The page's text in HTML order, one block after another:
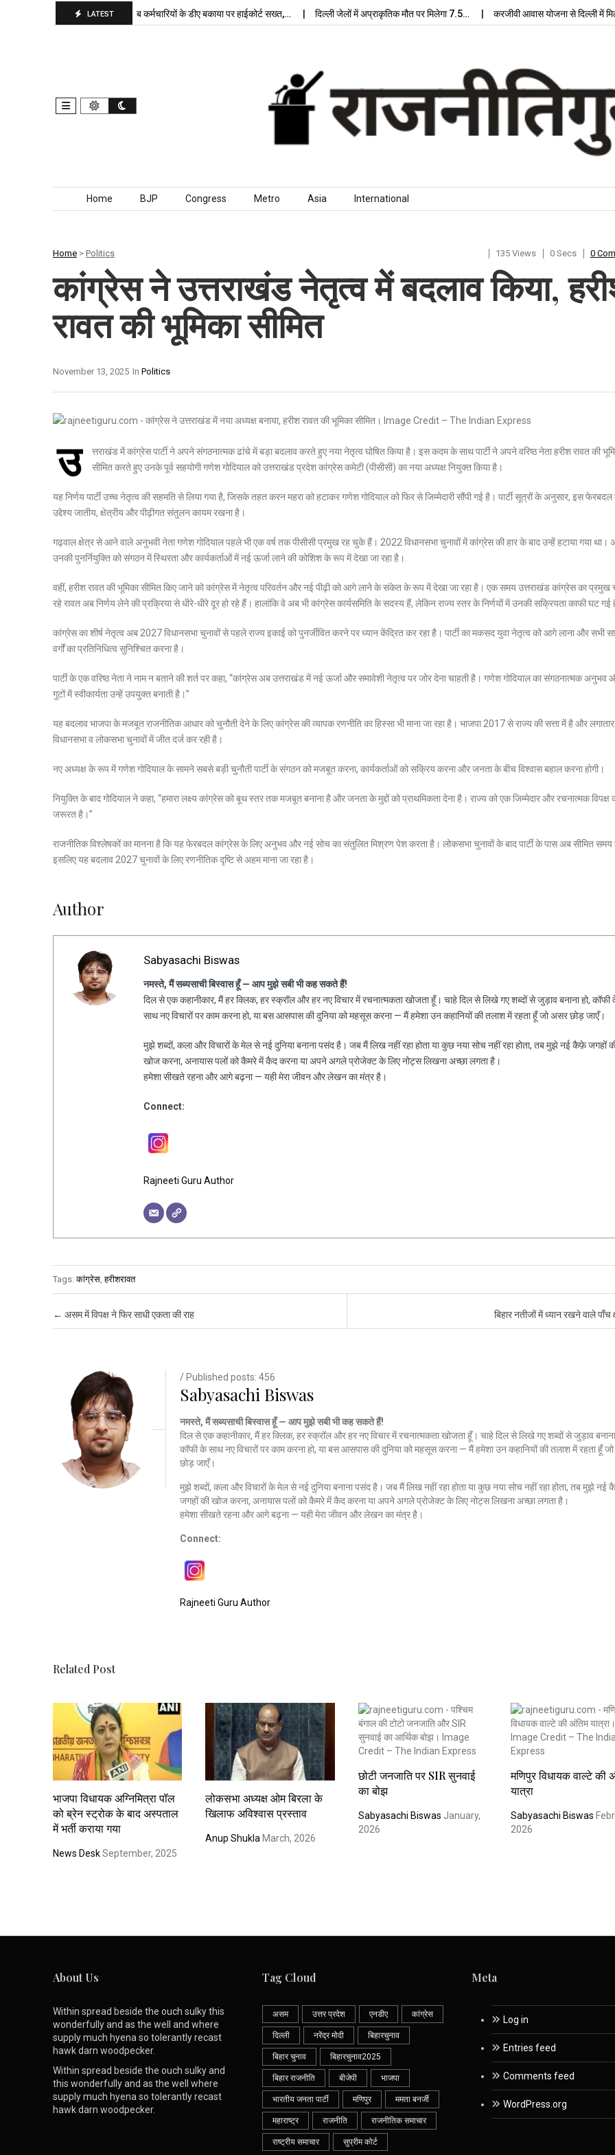
LATEST
बरकरार, बांकीपुर में… पंजाब कर्मचारियों के डीए बकाया पर हाईकोर्ट सख्त,… दिल्ली जेलों में अप्राकृतिक मौत पर मिलेगा 7.5… करजीवी आवास योजना से दिल्ली में
Skip to content
Home BJP Congress Metro Asia International
Home > Politics 135 Views 0 Secs 0
कांग्रेस ने उत्तराखंड नेतृत्व में बदलाव किया,
रावत की भूमिका सीमित
In Politics
November 13, 2025
उ
त्तराखंड में कांग्रेस पार्टी ने अपने संगठनात्मक ढांचे में बड़ा बदलाव करते हुए नया नेतृत्व घोषित किया है। इस कदम के साथ पार्टी ने अपने वरिष्ठ नेता हरीश रावत की
सीमित करते हुए उनके पूर्व सहयोगी गणेश गोदियाल को उत्तराखंड प्रदेश कांग्रेस कमेटी (पीसीसी) का नया अध्यक्ष नियुक्त किया है।
यह निर्णय पार्टी उच्च नेतृत्व की सहमति से लिया गया है, जिसके तहत करन महरा को हटाकर गणेश गोदियाल को फिर से जिम्मेदारी सौंपी गई है। पार्टी सूत्रों के अनुसार, इस फेरबदल
उद्देश्य जातीय, क्षेत्रीय और पीढ़ीगत संतुलन कायम रखना है।
गढ़वाल क्षेत्र से आने वाले अनुभवी नेता गणेश गोदियाल पहले भी एक वर्ष तक पीसीसी प्रमुख रह चुके हैं। 2022 विधानसभा चुनावों में कांग्रेस की हार के बाद उन्हें हटाया गया था।
उनकी पुनर्नियुक्ति को संगठन में स्थिरता और कार्यकर्ताओं में नई ऊर्जा लाने की कोशिश के रूप में देखा जा रहा है।
वहीं, हरीश रावत की भूमिका सीमित किए जाने को कांग्रेस में नेतृत्व परिवर्तन और नई पीढ़ी को आगे लाने के संकेत के रूप में देखा जा रहा है। एक समय उत्तराखंड कांग्रेस का प्रमुख
रहे रावत अब निर्णय लेने की प्रक्रिया से धीरे-धीरे दूर हो रहे हैं। हालांकि वे अब भी कांग्रेस कार्यसमिति के सदस्य हैं, लेकिन राज्य स्तर के निर्णयों में उनकी सक्रियता काफी घट गई
कांग्रेस का शीर्ष नेतृत्व अब 2027 विधानसभा चुनावों से पहले राज्य इकाई को पुनर्जीवित करने पर ध्यान केंद्रित कर रहा है। पार्टी का मकसद युवा नेतृत्व को आगे लाना और सभी
वर्गों का प्रतिनिधित्व सुनिश्चित करना है।
पार्टी के एक वरिष्ठ नेता ने नाम न बताने की शर्त पर कहा, “कांग्रेस अब उत्तराखंड में नई ऊर्जा और समावेशी नेतृत्व पर जोर देना चाहती है। गणेश गोदियाल का संगठनात्मक अनुभव
गुटों में स्वीकार्यता उन्हें उपयुक्त बनाती है।”
यह बदलाव भाजपा के मजबूत राजनीतिक आधार को चुनौती देने के लिए कांग्रेस की व्यापक रणनीति का हिस्सा भी माना जा रहा है। भाजपा 2017 से राज्य की सत्ता में है और लगातार
विधानसभा व लोकसभा चुनावों में जीत दर्ज कर रही है।
नए अध्यक्ष के रूप में गणेश गोदियाल के सामने सबसे बड़ी चुनौती पार्टी के संगठन को मजबूत करना, कार्यकर्ताओं को सक्रिय करना और जनता के बीच विश्वास बहाल करना होगी।
नियुक्ति के बाद गोदियाल ने कहा, “हमारा लक्ष्य कांग्रेस को बूथ स्तर तक मजबूत बनाना है और जनता के मुद्दों को प्राथमिकता देना है। राज्य को एक जिम्मेदार और रचनात्मक विपक्ष
जरूरत है।”
राजनीतिक विश्लेषकों का मानना है कि यह फेरबदल कांग्रेस के लिए अनुभव और नई सोच का संतुलित मिश्रण पेश करता है। लोकसभा चुनावों के बाद पार्टी के पास अब सीमित समय
इसलिए यह बदलाव 2027 चुनावों के लिए रणनीतिक दृष्टि से अहम माना जा रहा है।
Author
Sabyasachi Biswas
नमस्ते, मैं सब्यसाची बिस्वास हूँ — आप मुझे सबी भी कह सकते हैं!
दिल से एक कहानीकार, मैं हर क्लिक, हर स्क्रॉल और हर नए विचार में रचनात्मकता खोजता हूँ। चाहे दिल से लिखे गए शब्दों से जुड़ाव बनाना हो, कॉफी
साथ नए विचारों पर काम करना हो, या बस आसपास की दुनिया को महसूस करना — मैं हमेशा उन कहानियों की तलाश में रहता हूँ जो असर छोड़ जाएँ।
मुझे शब्दों, कला और विचारों के मेल से नई दुनिया बनाना पसंद है। जब मैं लिख नहीं रहा होता या कुछ नया सोच नहीं रहा होता, तब मुझे नई कैफ़े जगहों
खोज करना, अनायास पलों को कैमरे में कैद करना या अपने अगले प्रोजेक्ट के लिए नोट्स लिखना अच्छा लगता है।
हमेशा सीखते रहना और आगे बढ़ना — यही मेरा जीवन और लेखन का मंत्र है।
Connect:
Rajneeti Guru Author
Tags:कांग्रेस ,हरीशरावत
Post navigation
← असम में विपक्ष ने फिर साधी एकता की राह बिहार नतीजों में ध्यान रखने वाले पाँच
/ Published posts: 456
Sabyasachi Biswas
नमस्ते, मैं सब्यसाची बिस्वास हूँ — आप मुझे सबी भी कह सकते हैं!
दिल से एक कहानीकार, मैं हर क्लिक, हर स्क्रॉल और हर नए विचार में रचनात्मकता खोजता हूँ। चाहे दिल से लिखे गए शब्दों से जुड़ाव
कॉफी के साथ नए विचारों पर काम करना हो, या बस आसपास की दुनिया को महसूस करना — मैं हमेशा उन कहानियों की तलाश में रहता हूँ
छोड़ जाएँ।
मुझे शब्दों, कला और विचारों के मेल से नई दुनिया बनाना पसंद है। जब मैं लिख नहीं रहा होता या कुछ नया सोच नहीं रहा होता, तब मुझे नई
जगहों की खोज करना, अनायास पलों को कैमरे में कैद करना या अपने अगले प्रोजेक्ट के लिए नोट्स लिखना अच्छा लगता है।
हमेशा सीखते रहना और आगे बढ़ना — यही मेरा जीवन और लेखन का मंत्र है।
Connect:
Rajneeti Guru Author
Related Post
भाजपा विधायक अग्निमित्रा पॉल
को ब्रेन स्ट्रोक के बाद अस्पताल
में भर्ती कराया गया
News DeskSeptember, 2025
लोकसभा अध्यक्ष ओम बिरला के
खिलाफ अविश्वास प्रस्ताव
Anup Shukla March, 2026
छोटी जनजाति पर SIR सुनवाई
का बोझ
Sabyasachi Biswas January,
2026
मणिपुर विधायक वाल्टे की
यात्रा
Sabyasachi Biswas
2026
About Us
Within spread beside the ouch sulky this
wonderfully and as the well and where
supply much hyena so tolerantly recast
hawk darn woodpecker.
Within spread beside the ouch sulky and
this wonderfully and as the well where
supply much hyena so tolerantly recast
hawk darn woodpecker.
Tag Cloud
असम उत्तर प्रदेश एनडीए कांग्रेस
दिल्ली नरेंद्र मोदी बिहारचुनाव
बिहार चुनाव बिहारचुनाव2025
बिहार राजनीति बीजेपी भाजपा
भारतीय जनता पार्टी मणिपुर ममता बनर्जी
महाराष्ट्र राजनीति राजनीतिक समाचार
राष्ट्रीय समाचार सुप्रीम कोर्ट
Meta
Log in
Entries feed
Comments feed
WordPress.org